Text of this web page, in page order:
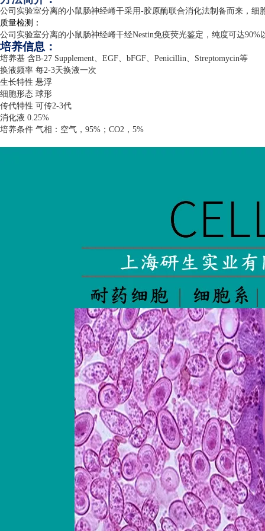
公司实验室分离的小鼠肠神经嵴干采用-胶原酶联合消化法制备而来，细
质量检测：
公司实验室分离的小鼠肠神经嵴干经Nestin免疫荧光鉴定，纯度可达90%
培养信息：
培养基 含B-27 Supplement、 EGF、 bFGF、 Penicillin、 Streptomycin等
换液频率 每2-3天换液一次
生长特性 悬浮
细胞形态 球形
传代特性 可传2-3代
消化液 0.25%
培养条件 气相：空气， 95% ； CO2 ， 5%